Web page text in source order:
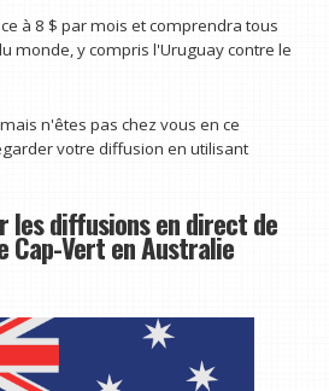
à 8 $ par mois et comprendra tous
monde, y compris l'Uruguay contre le
n'êtes pas chez vous en ce
votre diffusion en utilisant
les diffusions en direct de
Cap-Vert en Australie